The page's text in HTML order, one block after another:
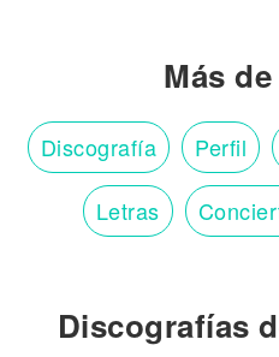
Más
Discografía Perfil
Letras
Discografías